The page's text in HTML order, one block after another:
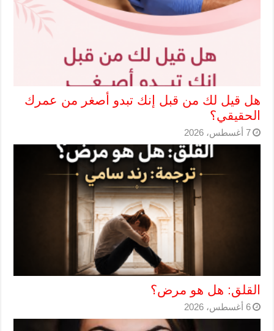
هل قيل لك من قبل إنك تبدو أصغر من عمرك
الحقيقي؟
7 أغسطس، 2026
القلق: هل هو مرض؟
6 أغسطس، 2026